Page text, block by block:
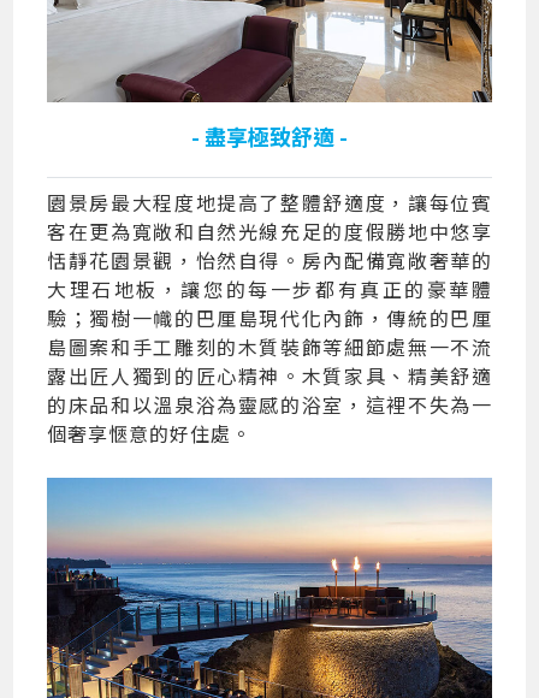
- 盡享極致舒適 -
園景房最大程度地提高了整體舒適度，讓每位賓
客在更為寬敞和自然光線充足的度假勝地中悠享
恬靜花園景觀，怡然自得。房內配備寬敞奢華的
大理石地板，讓您的每一步都有真正的豪華體
驗；獨樹一幟的巴厘島現代化內飾，傳統的巴厘
島圖案和手工雕刻的木質裝飾等細節處無一不流
露出匠人獨到的匠心精神。木質家具、精美舒適
的床品和以溫泉浴為靈感的浴室，這裡不失為一
個奢享愜意的好住處。